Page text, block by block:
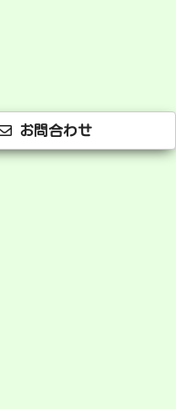
お問合わせ